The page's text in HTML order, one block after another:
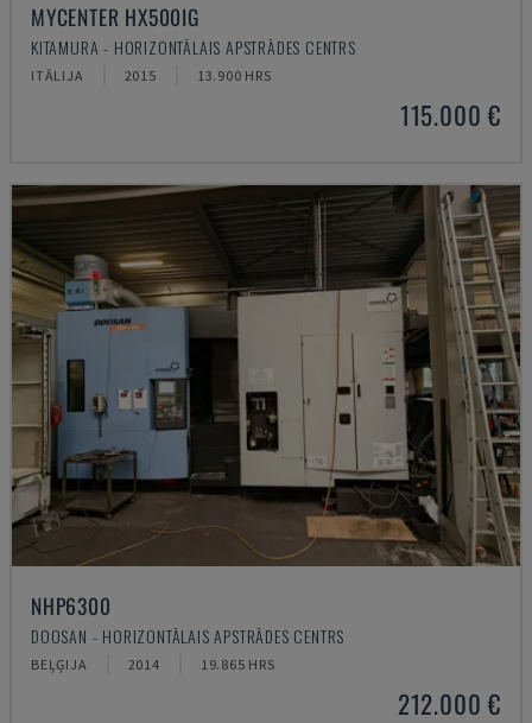
MYCENTER HX500IG
KITAMURA - HORIZONTĀLAIS APSTRĀDES CENTRS
ITĀLIJA 2015 13.900 HRS
115.000 €
NHP6300
DOOSAN - HORIZONTĀLAIS APSTRĀDES CENTRS
BEĻĢIJA 2014 19.865 HRS
212.000 €